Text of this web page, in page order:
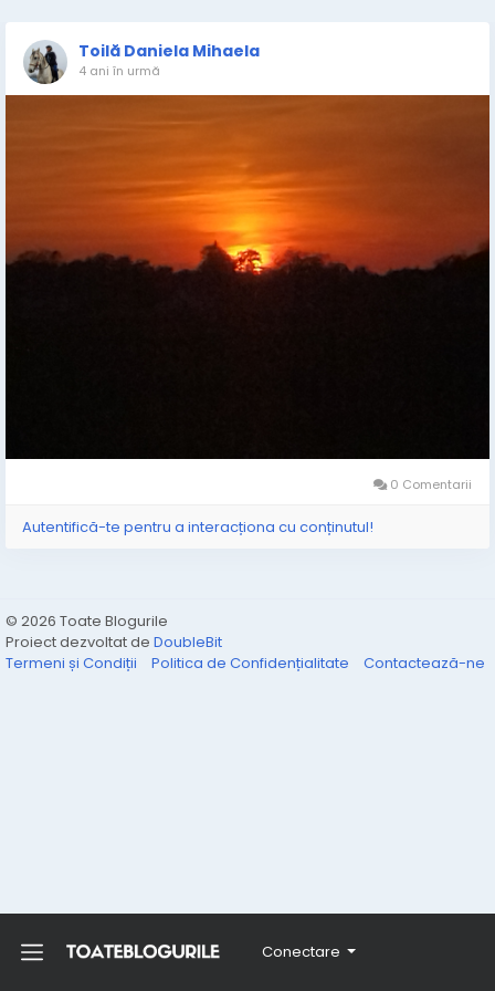
Conectare
Toilă Daniela Mihaela
4 ani în urmă
0 Comentarii
Autentifică-te pentru a interacționa cu conținutul!
© 2026 Toate Blogurile
Proiect dezvoltat de DoubleBit
Termeni și Condiții
Politica de Confidențialitate Contactează-ne